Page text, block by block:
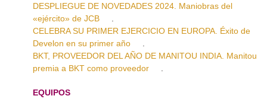
DESPLIEGUE DE NOVEDADES 2024. Maniobras del
«ejército» de JCB
CELEBRA SU PRIMER EJERCICIO EN EUROPA. Éxito de
Develon en su primer año
BKT, PROVEEDOR DEL AÑO DE MANITOU INDIA. Manitou
premia a BKT como proveedor
EQUIPOS